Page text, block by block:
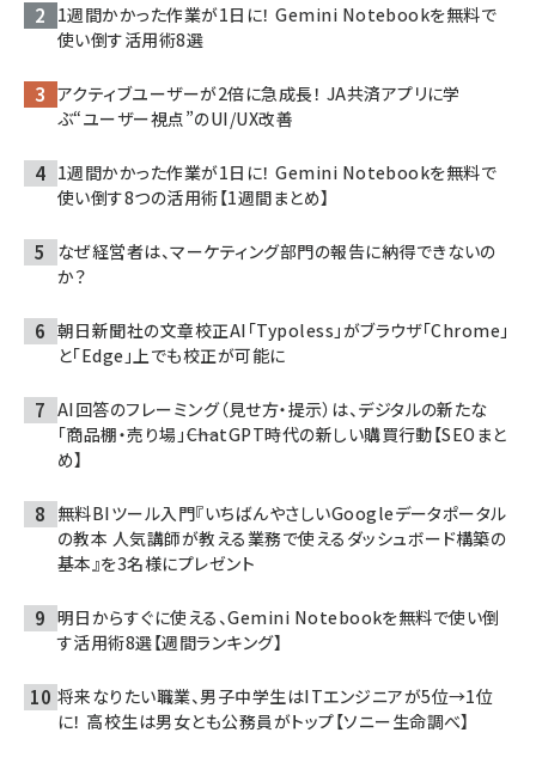
1週間かかった作業が1日に！ Gemini Notebookを無料で
使い倒す活用術8選
アクティブユーザーが2倍に急成長！ JA共済アプリに学
ぶ“ユーザー視点”のUI/UX改善
1週間かかった作業が1日に！ Gemini Notebookを無料で
使い倒す8つの活用術【1週間まとめ】
なぜ経営者は、マーケティング部門の報告に納得できないの
か？
朝日新聞社の文章校正AI「Typoless」がブラウザ「Chrome」
と「Edge」上でも校正が可能に
AI回答のフレーミング（見せ方・提示）は、デジタルの新たな
「商品棚・売り場」――ChatGPT時代の新しい購買行動【SEOまと
め】
無料BIツール入門『いちばんやさしいGoogleデータポータル
の教本 人気講師が教える業務で使えるダッシュボード構築の
基本』を3名様にプレゼント
明日からすぐに使える、Gemini Notebookを無料で使い倒
す活用術8選【週間ランキング】
将来なりたい職業、男子中学生はITエンジニアが5位→1位
に！ 高校生は男女とも公務員がトップ【ソニー生命調べ】